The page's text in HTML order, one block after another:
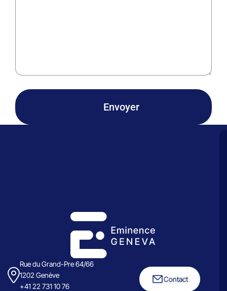
Envoyer
Rue du Grand-Pre 64/66
1202 Genève
+41 22 731 10 76
Contact